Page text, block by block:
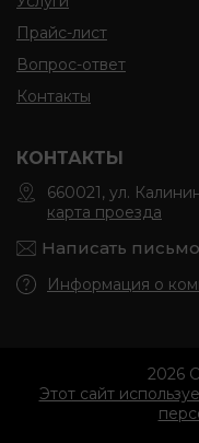
Прайс-лист
Вопрос-ответ
Контакты
КОНТАКТЫ
660021, ул.
карта проезда
Написать письмо
Информация о
2026
Этот сайт